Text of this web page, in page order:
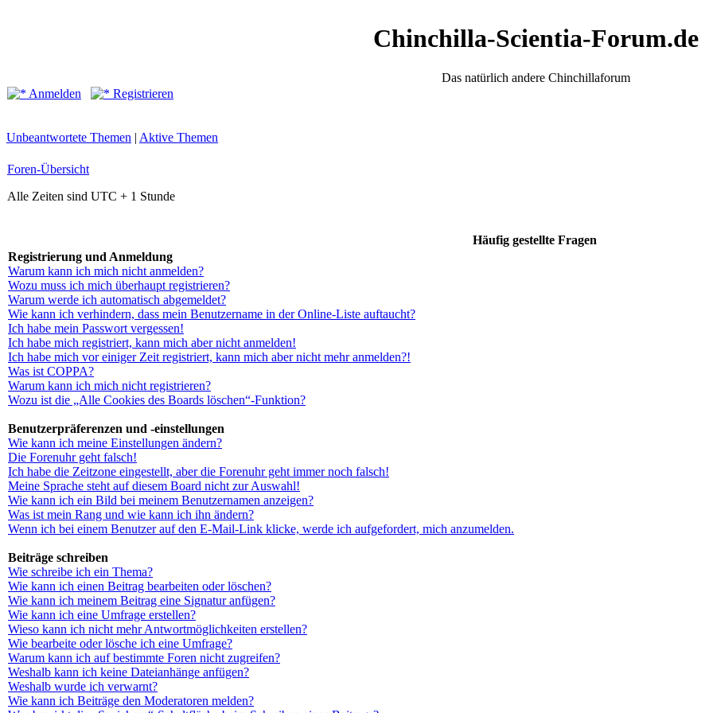
Chinchilla-Scientia-Forum.de
Das natürlich andere Chinchillaforum
Anmelden
Registrieren
Unbeantwortete Themen | Aktive Themen
Foren-Übersicht
Alle Zeiten sind UTC + 1 Stunde
Häufig gestellte Fragen
Registrierung und Anmeldung
Warum kann ich mich nicht anmelden?
Wozu muss ich mich überhaupt registrieren?
Warum werde ich automatisch abgemeldet?
Wie kann ich verhindern, dass mein Benutzername in der Online-Liste auftaucht?
Ich habe mein Passwort vergessen!
Ich habe mich registriert, kann mich aber nicht anmelden!
Ich habe mich vor einiger Zeit registriert, kann mich aber nicht mehr anmelden?!
Was ist COPPA?
Warum kann ich mich nicht registrieren?
Wozu ist die „Alle Cookies des Boards löschen“-Funktion?
Benutzerpräferenzen und -einstellungen
Wie kann ich meine Einstellungen ändern?
Die Forenuhr geht falsch!
Ich habe die Zeitzone eingestellt, aber die Forenuhr geht immer noch falsch!
Meine Sprache steht auf diesem Board nicht zur Auswahl!
Wie kann ich ein Bild bei meinem Benutzernamen anzeigen?
Was ist mein Rang und wie kann ich ihn ändern?
Wenn ich bei einem Benutzer auf den E-Mail-Link klicke, werde ich aufgefordert, mich anzumelden.
Beiträge schreiben
Wie schreibe ich ein Thema?
Wie kann ich einen Beitrag bearbeiten oder löschen?
Wie kann ich meinem Beitrag eine Signatur anfügen?
Wie kann ich eine Umfrage erstellen?
Wieso kann ich nicht mehr Antwortmöglichkeiten erstellen?
Wie bearbeite oder lösche ich eine Umfrage?
Warum kann ich auf bestimmte Foren nicht zugreifen?
Weshalb kann ich keine Dateianhänge anfügen?
Weshalb wurde ich verwarnt?
Wie kann ich Beiträge den Moderatoren melden?